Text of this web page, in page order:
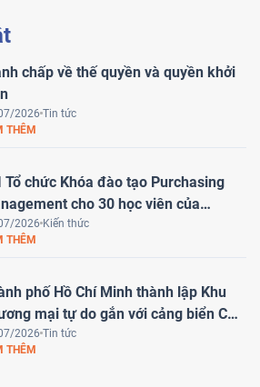
chấp về thế quyền và quyền khởi
2026 Tin tức
THÊM
Tổ chức Khóa đào tạo Purchasing
cho 30 học viên của
Việt Nam
2026 Kiến thức
THÊM
phố Hồ Chí Minh thành lập Khu
mại tự do gắn với cảng biển Cái
Hạ – Bước tiến chiến lược đưa Việt
trở thành trung tâm logistics khu
2026 Tin tức
THÊM